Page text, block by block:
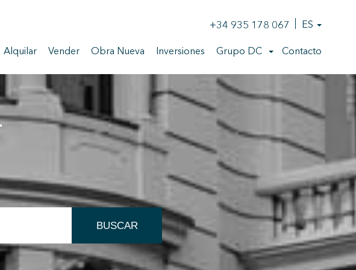
+34 935 178 067 ES
Alquilar Vender Obra Nueva Inversiones Grupo DC Contacto
BUSCAR